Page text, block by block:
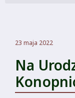
23 maja 2022
Na